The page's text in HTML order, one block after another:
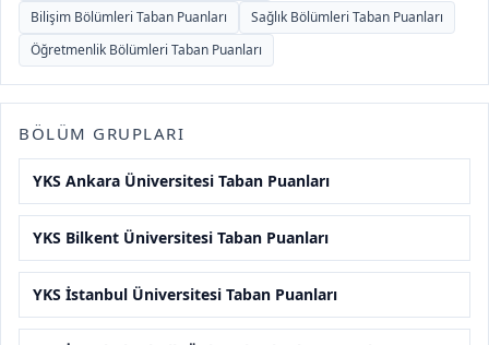
Bilişim Bölümleri Taban Puanları
Sağlık Bölümleri Taban Puanları
Öğretmenlik Bölümleri Taban Puanları
BÖLÜM GRUPLARI
YKS Ankara Üniversitesi Taban Puanları
YKS Bilkent Üniversitesi Taban Puanları
YKS İstanbul Üniversitesi Taban Puanları